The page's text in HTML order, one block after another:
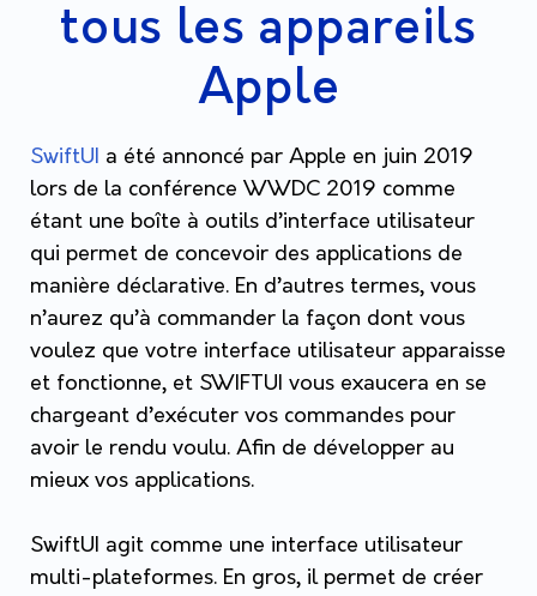
tous les appareils
Apple
SwiftUI a été annoncé par Apple en juin 2019
lors de la conférence WWDC 2019 comme
étant une boîte à outils d’interface utilisateur
qui permet de concevoir des applications de
manière déclarative. En d’autres termes, vous
n’aurez qu’à commander la façon dont vous
voulez que votre interface utilisateur apparaisse
et fonctionne, et SWIFTUI vous exaucera en se
chargeant d’exécuter vos commandes pour
avoir le rendu voulu. Afin de développer au
mieux vos applications.
SwiftUI agit comme une interface utilisateur
multi-plateformes. En gros, il permet de créer